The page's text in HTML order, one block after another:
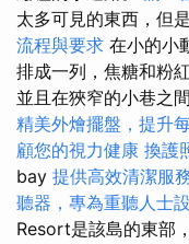
太多可見的東西，但
流程與要求 在小的小
排成一列，焦糖和粉
並且在狹窄的小巷之
精美外燴擺盤，提升
顧您的視力健康 換護
bay 提供高效清潔服
聽器，專為重聽人士
Resort是該島的東部